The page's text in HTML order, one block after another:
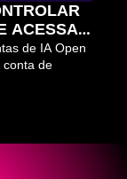
ACESSAR
de IA Open
conta de